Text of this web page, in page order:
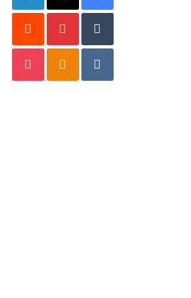
‏Tumblr بينتيريست
‏Reddit
‏VKontakte